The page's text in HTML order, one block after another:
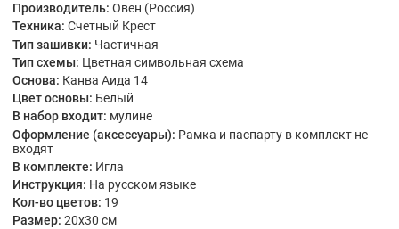
Производитель: Овен (Россия)
Техника: Счетный Крест
Тип зашивки: Частичная
Тип схемы: Цветная символьная схема
Основа: Канва Аида 14
Цвет основы: Белый
В набор входит: мулине
Оформление (аксессуары): Рамка и паспарту в комплект не
входят
В комплекте: Игла
Инструкция: На русском языке
Кол-во цветов: 19
Размер: 20x30 см